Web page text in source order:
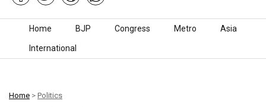
Skip to content
Home BJP Congress Metro Asia
International
Home > Politics